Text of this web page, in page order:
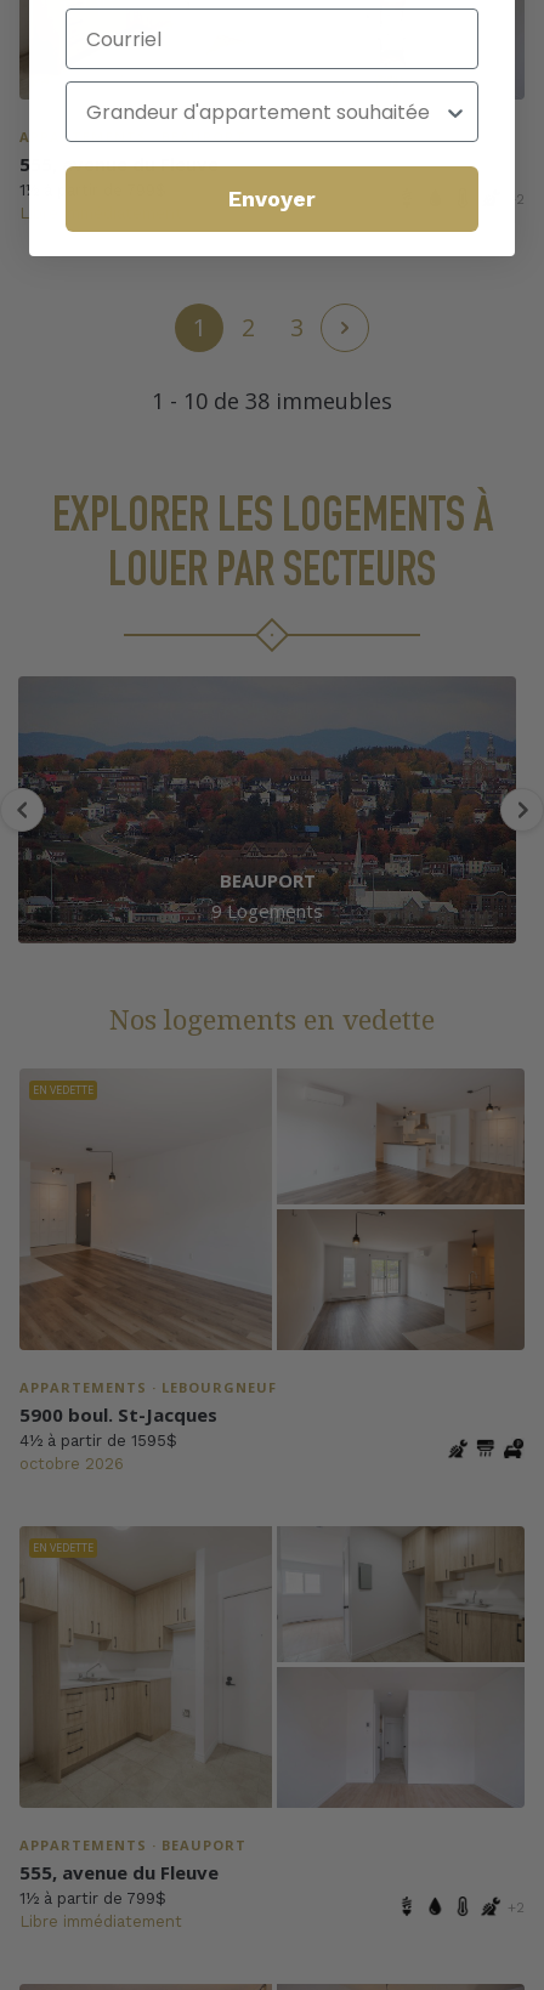
APPARTEMENTS · BEAUPORT
555, avenue du Fleuve
1½ à partir de 799$
Libre immédiatement
+2
1 2 3
1 - 10 de 38 immeubles
EXPLORER LES LOGEMENTS À
LOUER PAR SECTEURS
BEAUPORT
9 Logements
Nos logements en vedette
EN VEDETTE
APPARTEMENTS · LEBOURGNEUF
5900 boul. St-Jacques
4½ à partir de 1595$
octobre 2026
EN VEDETTE
APPARTEMENTS · BEAUPORT
555, avenue du Fleuve
1½ à partir de 799$
Libre immédiatement
+2
Courriel
Appartement
Envoyer